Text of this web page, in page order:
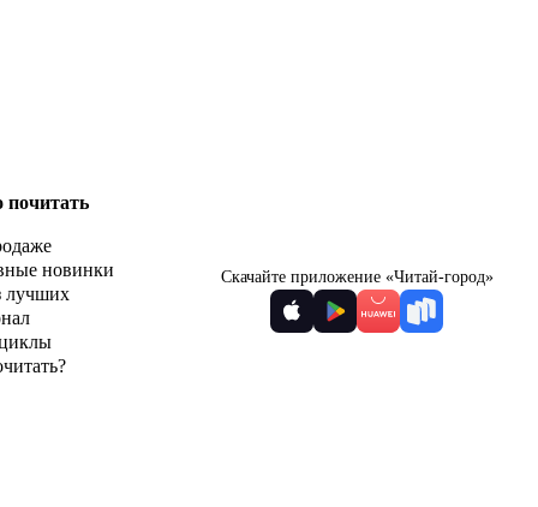
почитать
новинки
лучших
Скачайте приложение «Читай-город»